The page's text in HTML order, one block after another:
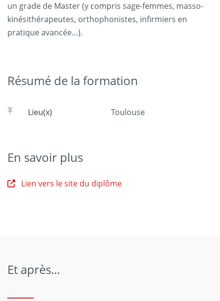
un grade de Master (y compris sage-femmes, masso-
kinésithérapeutes, orthophonistes, infirmiers en
pratique avancée…).
Résumé de la formation
Lieu(x) Toulouse
En savoir plus
Lien vers le site du diplôme
Et après...